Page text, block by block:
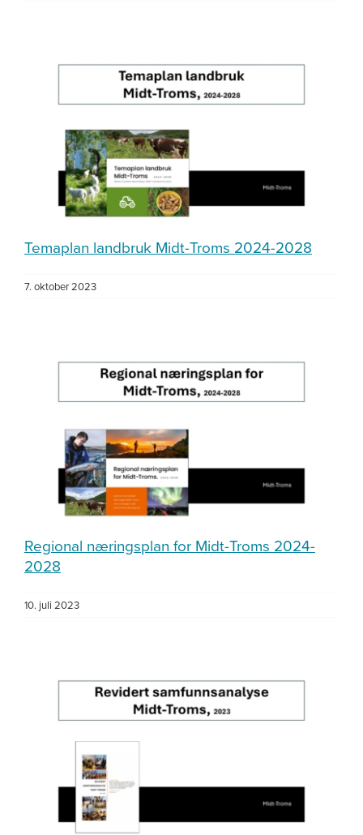
Temaplan landbruk Midt-Troms 2024-2028
7. oktober 2023
Regional næringsplan for Midt-Troms 2024-
2028
10. juli 2023